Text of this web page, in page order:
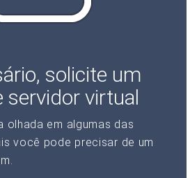
solicite um
servidor virtual
olhada em algumas das
você pode precisar de um